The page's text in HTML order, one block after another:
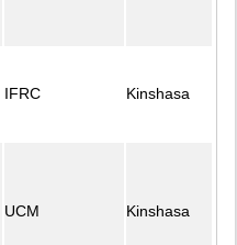
IFRC Kinshasa
UCM Kinshasa